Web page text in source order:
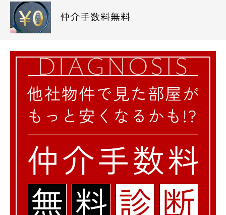
さわやか信用金庫品川支店 560m
◆警察署・交番
◆公園
天王洲公園 376m
都内全域の高級賃貸、ペット可レジデンス、
デザインマンションはエスアールホームにお
任せください★
他社様ご紹介物件でも仲介手数料の無料診断
も実施中です☆
お気軽にお問い合わせ下さいませ。
仲介手数料無料